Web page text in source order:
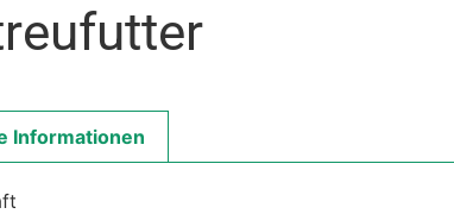
Informationen